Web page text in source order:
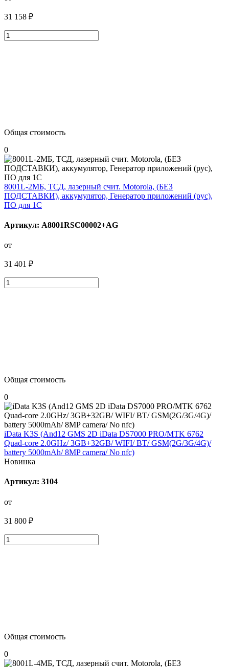
31 158 ₽
Общая стоимость
0
8001L-2МБ, ТСД, лазерный счит. Motorola, (БЕЗ
ПОДСТАВКИ), аккумулятор, Генератор приложений (рус),
ПО для 1С
Артикул: A8001RSC00002+AG
от
31 401 ₽
Общая стоимость
0
iData K3S (And12 GMS 2D iData DS7000 PRO/MTK 6762
Quad-core 2.0GHz/ 3GB+32GB/ WIFI/ BT/ GSM(2G/3G/4G)/
battery 5000mAh/ 8MP camera/ No nfc)
Новинка
Артикул: 3104
от
31 800 ₽
Общая стоимость
0